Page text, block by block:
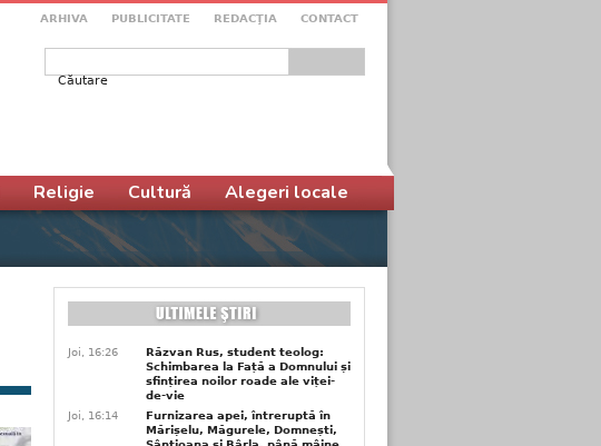
ARHIVA PUBLICITATE REDACŢIA CONTACT
Formular de căutare
Religie Cultură Alegeri locale
Joi, 16:26
Răzvan Rus, student teolog:
Schimbarea la Față a Domnului și
sfințirea noilor roade ale viței-
de-vie
Joi, 16:14
Furnizarea apei, întreruptă în
Mărișelu, Măgurele, Domnești,